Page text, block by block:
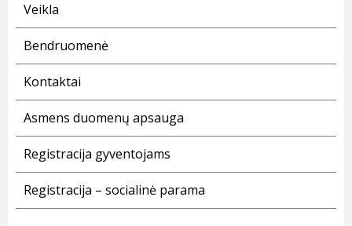
Veikla
Bendruomenė
Kontaktai
Asmens duomenų apsauga
Registracija gyventojams
Registracija – socialinė parama